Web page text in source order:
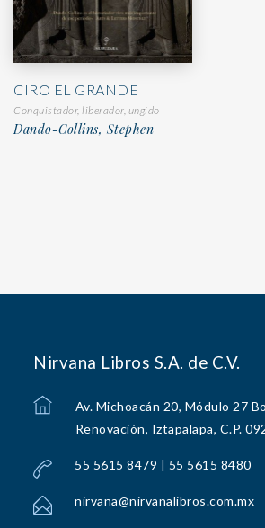
CIRO EL GRANDE
Conquistador, liberador, ungido
Dando-Collins, Stephen
Nirvana Libros S.A. de C.V.
Av. Michoacán 20, Módulo 27
Renovación, Iztapalapa, C.P.
55 5615 8479 | 55 5615 8480
nirvana@nirvanalibros.com.mx